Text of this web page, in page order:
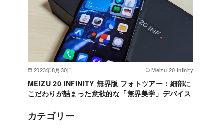
2023年8月30日 Meizu 20 Infinity
MEIZU 20 INFINITY 無界版 フォトツアー：細部に
こだわりが詰まった意欲的な「無界美学」デバイス
カテゴリー